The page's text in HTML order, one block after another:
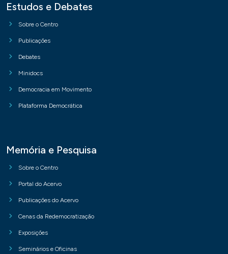
Estudos e Debates
Sobre o Centro
Publicações
Debates
Minidocs
Democracia em Movimento
Plataforma Democrática
Memória e Pesquisa
Sobre o Centro
Portal do Acervo
Publicações do Acervo
Cenas da Redemocratização
Exposições
Seminários e Oficinas